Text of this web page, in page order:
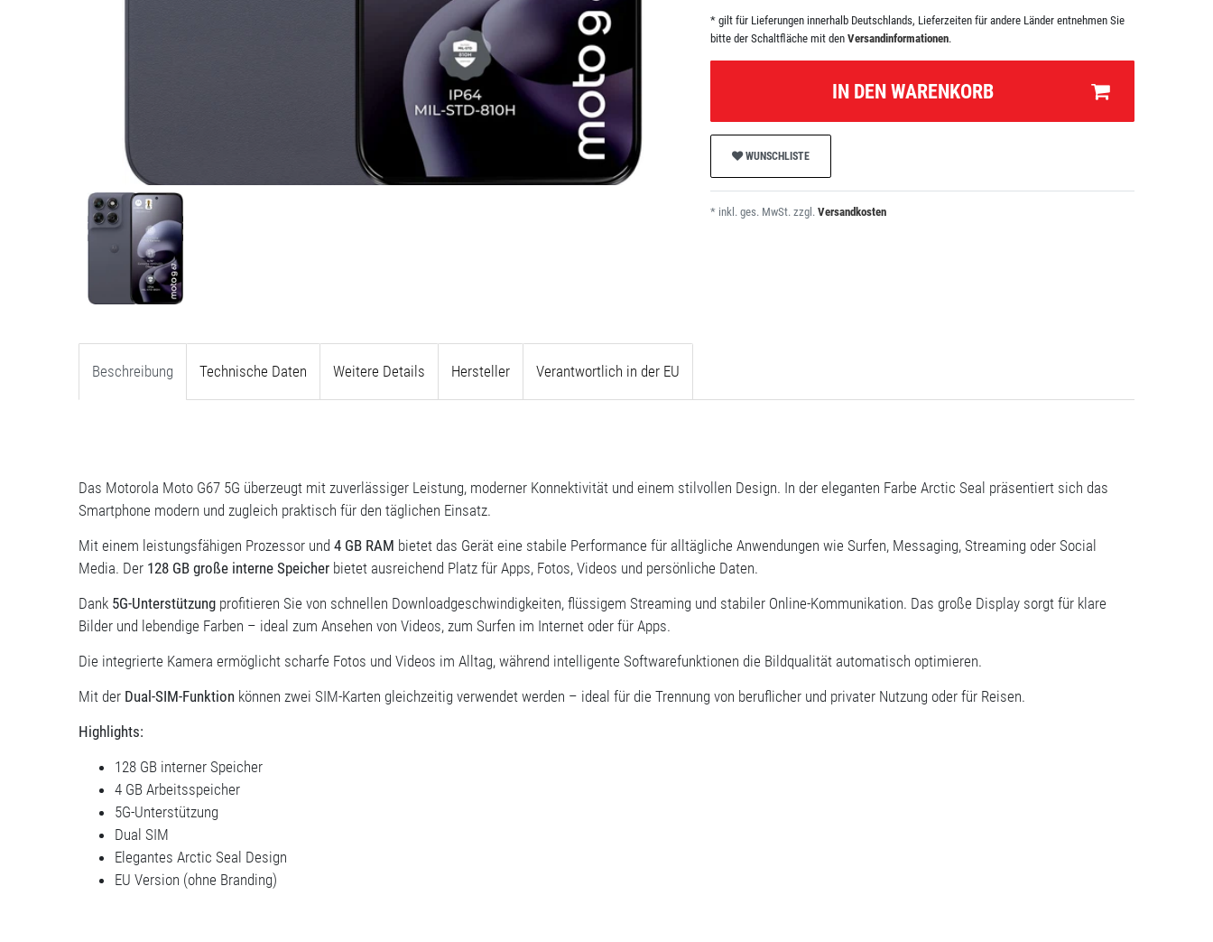
* gilt für Lieferungen innerhalb Deutschlands, Lieferzeiten für andere Länder entnehmen Sie
bitte der Schaltfläche mit den Versandinformationen.
IN DEN WARENKORB
WUNSCHLISTE
* inkl. ges. MwSt. zzgl. Versandkosten
Beschreibung Technische Daten Weitere Details Hersteller Verantwortlich in der EU
Das Motorola Moto G67 5G überzeugt mit zuverlässiger Leistung, moderner Konnektivität und einem stilvollen Design. In der eleganten Farbe Arctic Seal präsentiert sich das
Smartphone modern und zugleich praktisch für den täglichen Einsatz.
Mit einem leistungsfähigen Prozessor und 4 GB RAM bietet das Gerät eine stabile Performance für alltägliche Anwendungen wie Surfen, Messaging, Streaming oder Social
Media. Der 128 GB große interne Speicher bietet ausreichend Platz für Apps, Fotos, Videos und persönliche Daten.
Dank 5G-Unterstützung profitieren Sie von schnellen Downloadgeschwindigkeiten, flüssigem Streaming und stabiler Online-Kommunikation. Das große Display sorgt für klare
Bilder und lebendige Farben – ideal zum Ansehen von Videos, zum Surfen im Internet oder für Apps.
Die integrierte Kamera ermöglicht scharfe Fotos und Videos im Alltag, während intelligente Softwarefunktionen die Bildqualität automatisch optimieren.
Mit der Dual-SIM-Funktion können zwei SIM-Karten gleichzeitig verwendet werden – ideal für die Trennung von beruflicher und privater Nutzung oder für Reisen.
Highlights:
128 GB interner Speicher
4 GB Arbeitsspeicher
5G-Unterstützung
Dual SIM
Elegantes Arctic Seal Design
EU Version (ohne Branding)